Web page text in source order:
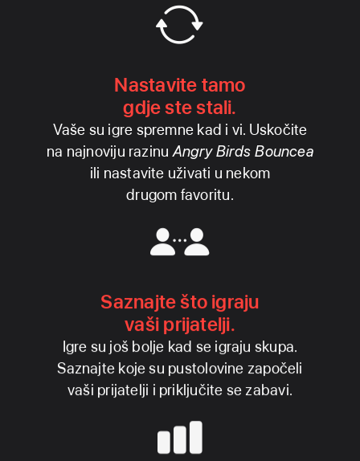
Nastavite tamo
gdje ste stali.
Vaše su igre spremne kad i vi. Uskočite
na najnoviju razinuAngry Birds Bouncea
ili nastavite uživati u nekom
drugom favoritu.
Saznajte što igraju
vaši prijatelji.
Igre su još bolje kad se igraju skupa.
Saznajte koje su pustolovine započeli
vaši prijatelji i priključite se zabavi.